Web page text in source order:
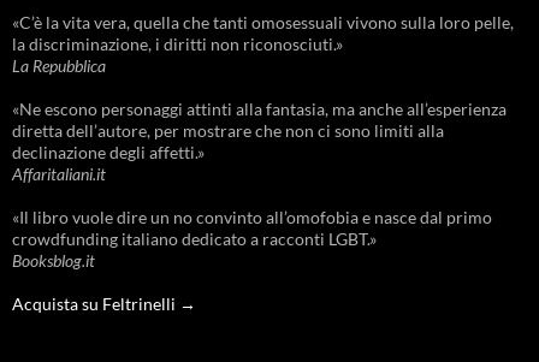
«C’è la vita vera, quella che tanti omosessuali vivono sulla loro pelle,
la discriminazione, i diritti non riconosciuti.»
La Repubblica
«Ne escono personaggi attinti alla fantasia, ma anche all’esperienza
diretta dell’autore, per mostrare che non ci sono limiti alla
declinazione degli affetti.»
Affaritaliani.it
«Il libro vuole dire un no convinto all’omofobia e nasce dal primo
crowdfunding italiano dedicato a racconti LGBT.»
Booksblog.it
Acquista su Feltrinelli →